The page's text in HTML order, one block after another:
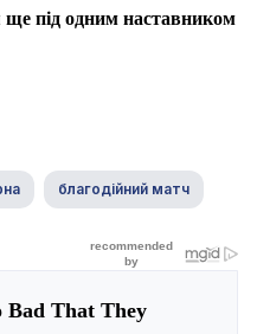
ще під одним наставником
благодійний матч